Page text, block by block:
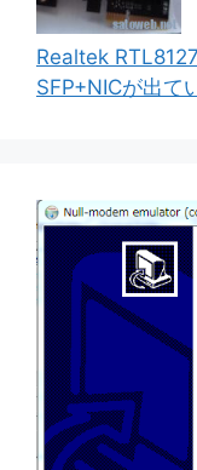
Realtek
SFP+NICが出て